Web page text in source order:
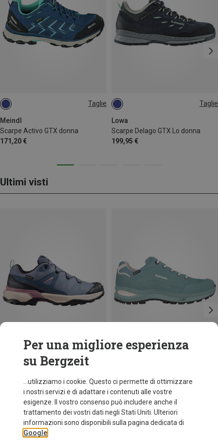
Taglie
Meindl
Scarpe Activo GTX donna
171,20 €
Taglie
Lowa
Scarpe Delago GTX Lo donna
199,95 €
38
41
41.5
Ultimi visti
Taglie
Salomon
Scarpe X Ultra 360 GTX donna
139,20 €
Per una migliore esperienza
su Bergzeit
...utilizziamo i cookie. Questo ci permette di ottimizzare
i nostri servizi e di adattare i contenuti alle vostre
esigenze. Il vostro consenso può includere anche il
trattamento dei vostri dati negli Stati Uniti. Ulteriori
informazioni sono disponibili sulla pagina dedicata di
Google